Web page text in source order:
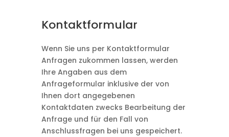
Kontaktformular
Wenn Sie uns per Kontaktformular
Anfragen zukommen lassen, werden
Ihre Angaben aus dem
Anfrageformular inklusive der von
Ihnen dort angegebenen
Kontaktdaten zwecks Bearbeitung der
Anfrage und für den Fall von
Anschlussfragen bei uns gespeichert.